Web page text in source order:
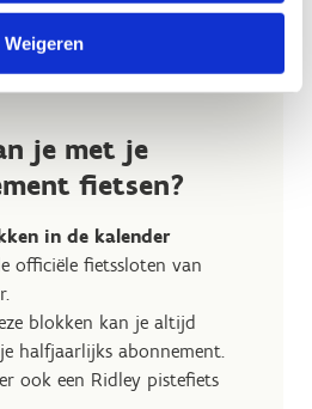
Weigeren
trainen, ongeacht het
toegang tot de unieke
je met je
fietsen?
in de kalender
officiële fietssloten van
blokken kan je altijd
halfjaarlijks abonnement.
ook een Ridley pistefiets